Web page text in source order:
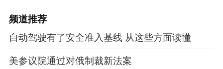
频道推荐
自动驾驶有了安全准入基线 从这些方面读懂
美参议院通过对俄制裁新法案